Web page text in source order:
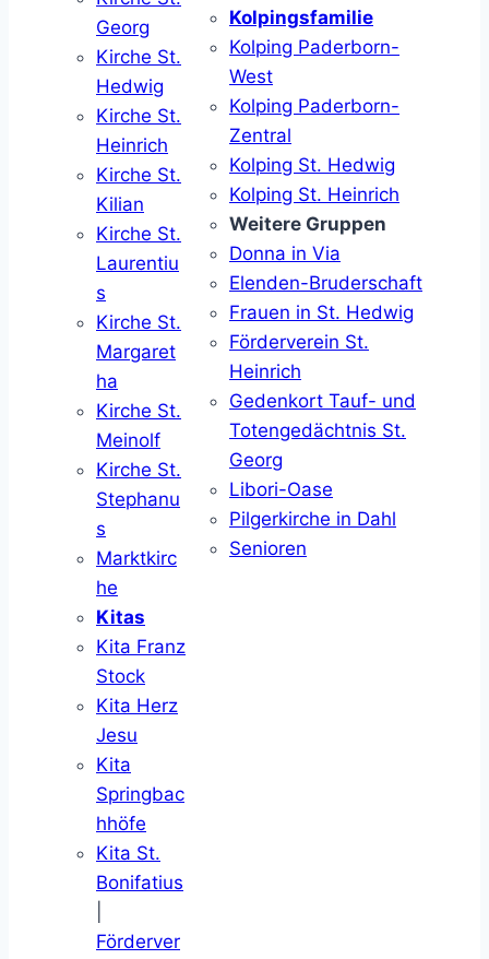
Georg
Kirche St.
Hedwig
Kirche St.
Heinrich
Kirche St.
Kilian
Kirche St.
Laurentiu
s
Kirche St.
Margaret
ha
Kirche St.
Meinolf
Kirche St.
Stephanu
s
Marktkirc
he
Kitas
Kita Franz
Stock
Kita Herz
Jesu
Kita
Springbac
hhöfe
Kita St.
Bonifatius
Förderver
Kolpingsfamilie
Kolping Paderborn-
West
Kolping Paderborn-
Zentral
Kolping St. Hedwig
Kolping St. Heinrich
Weitere Gruppen
Donna in Via
Elenden-Bruderschaft
Frauen in St. Hedwig
Förderverein St.
Heinrich
Gedenkort Tauf- und
Totengedächtnis St.
Georg
Libori-Oase
Pilgerkirche in Dahl
Senioren